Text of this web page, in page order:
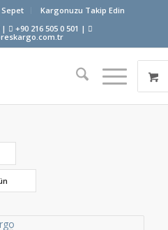
Sepet
Kargonuzu Takip Edin
|
+90 216 505 0 501 |